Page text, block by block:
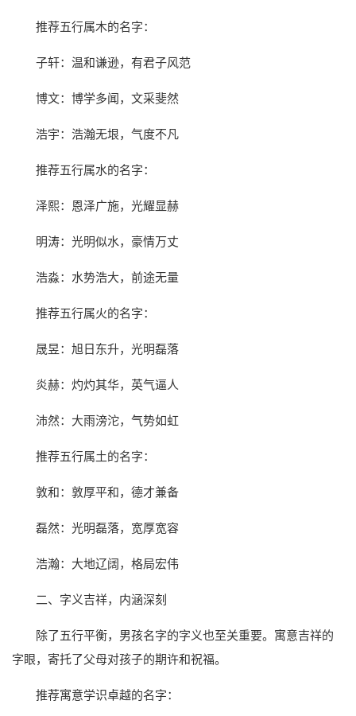
推荐五行属木的名字：
子轩：温和谦逊，有君子风范
博文：博学多闻，文采斐然
浩宇：浩瀚无垠，气度不凡
推荐五行属水的名字：
泽熙：恩泽广施，光耀显赫
明涛：光明似水，豪情万丈
浩淼：水势浩大，前途无量
推荐五行属火的名字：
晟昱：旭日东升，光明磊落
炎赫：灼灼其华，英气逼人
沛然：大雨滂沱，气势如虹
推荐五行属土的名字：
敦和：敦厚平和，德才兼备
磊然：光明磊落，宽厚宽容
浩瀚：大地辽阔，格局宏伟
二、字义吉祥，内涵深刻
除了五行平衡，男孩名字的字义也至关重要。寓意吉祥的
字眼，寄托了父母对孩子的期许和祝福。
推荐寓意学识卓越的名字：